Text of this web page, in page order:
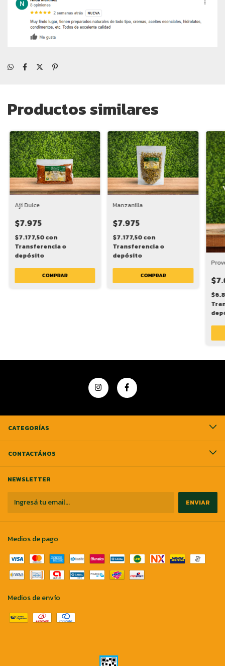
Productos similares
Ají Dulce
$7.975
$7.177,50con
Transferencia o
depósito
COMPRAR
Manzanilla
$7.975
$7.177,50con
Transferencia o
depósito
COMPRAR
CATEGORÍAS
CONTACTÁNOS
NEWSLETTER
Medios de pago
Medios de envío